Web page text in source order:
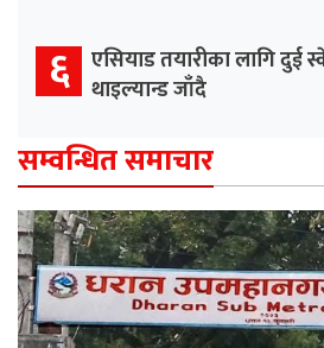
६ एसियाड तयारीका लागि दुई
थाइल्यान्ड जाँदै
सम्वन्धित समाचार